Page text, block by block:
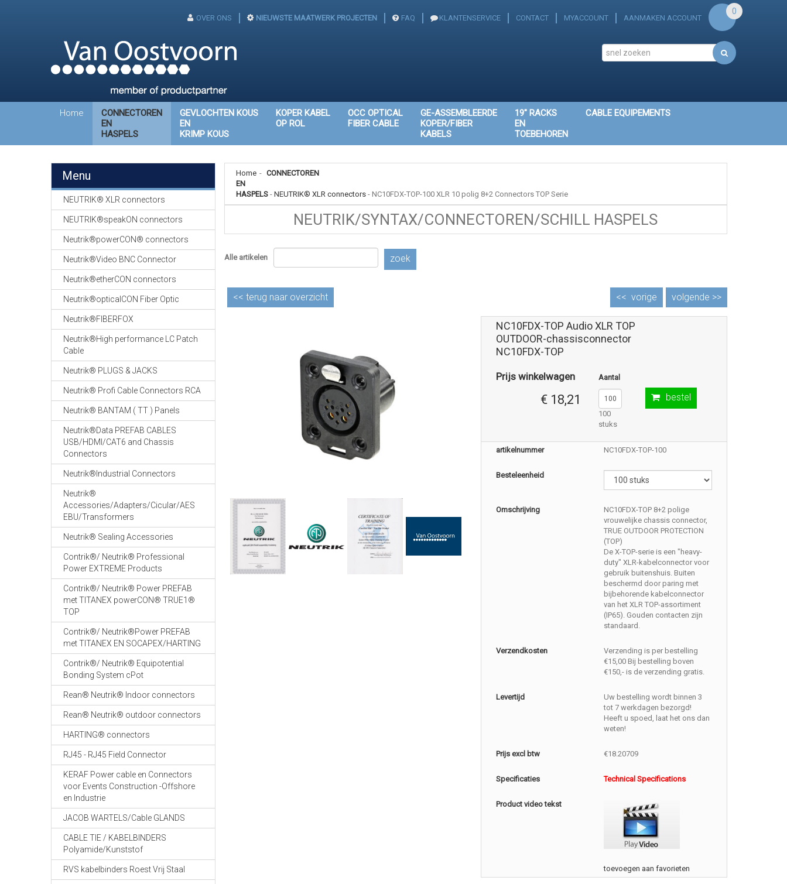
OVER ONS NIEUWSTE MAATWERK PROJECTEN FAQ KLANTENSERVICE CONTACT MYACCOUNT AANMAKEN ACCOUNT
0
Home
CONNECTOREN
EN
HASPELS
GEVLOCHTEN KOUS
EN
KRIMP KOUS
KOPER KABEL
OP ROL
OCC OPTICAL
FIBER CABLE
GE-ASSEMBLEERDE
KOPER/FIBER
KABELS
19" RACKS
EN
TOEBEHOREN
CABLE EQUIPEMENTS
Menu
NEUTRIK® XLR connectors
NEUTRIK®speakON connectors
Neutrik®powerCON® connectors
Neutrik®Video BNC Connector
Neutrik®etherCON connectors
Neutrik®opticalCON Fiber Optic
Neutrik®FIBERFOX
Neutrik®High performance LC Patch
Cable
Neutrik® PLUGS & JACKS
Neutrik® Profi Cable Connectors RCA
Neutrik® BANTAM ( TT ) Panels
Neutrik®Data PREFAB CABLES
USB/HDMI/CAT6 and Chassis
Connectors
Neutrik®Industrial Connectors
Neutrik®
Accessories/Adapters/Cicular/AES
EBU/Transformers
Neutrik® Sealing Accessories
Contrik®/ Neutrik® Professional
Power EXTREME Products
Contrik®/ Neutrik® Power PREFAB
met TITANEX powerCON® TRUE1®
TOP
Contrik®/ Neutrik®Power PREFAB
met TITANEX EN SOCAPEX/HARTING
Contrik®/ Neutrik® Equipotential
Bonding System cPot
Rean® Neutrik® Indoor connectors
Rean® Neutrik® outdoor connectors
HARTING® connectors
RJ45 - RJ45 Field Connector
KERAF Power cable en Connectors
voor Events Construction -Offshore
en Industrie
JACOB WARTELS/Cable GLANDS
CABLE TIE / KABELBINDERS
Polyamide/Kunststof
RVS kabelbinders Roest Vrij Staal
Home - CONNECTOREN
EN
HASPELS- NEUTRIK® XLR connectors- NC10FDX-TOP-100 XLR 10 polig 8+2 Connectors TOP Serie
NEUTRIK/SYNTAX/CONNECTOREN/SCHILL HASPELS
Alle artikelen zoek
<< terug naar overzicht volgende >>
<< vorige
NC10FDX-TOP Audio XLR TOP
OUTDOOR-chassisconnector
NC10FDX-TOP
Prijs winkelwagen
€ 18,21
Aantal
100
stuks
bestel
artikelnummer NC10FDX-TOP-100
Besteleenheid
Omschrijving
NC10FDX-TOP 8+2 polige
vrouwelijke chassis connector,
TRUE OUTDOOR PROTECTION
(TOP)
De X-TOP-serie is een "heavy-
duty" XLR-kabelconnector voor
gebruik buitenshuis. Buiten
beschermd door paring met
bijbehorende kabelconnector
van het XLR TOP-assortiment
(IP65). Gouden contacten zijn
standaard.
Verzendkosten
Verzending is per bestelling
€15,00 Bij bestelling boven
€150,- is de verzending gratis.
Levertijd
Uw bestelling wordt binnen 3
tot 7 werkdagen bezorgd!
Heeft u spoed, laat het ons dan
weten!
Prijs excl btw €18.20709
Specificaties Technical Specifications
Product video tekst
toevoegen aan favorieten